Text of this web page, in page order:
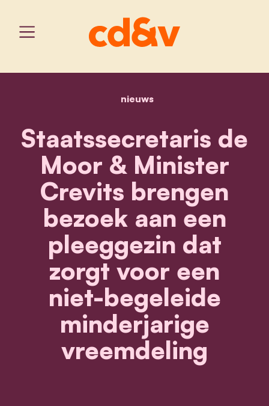
home
nieuwsstaatssecretaris de
Staatssecretaris de
Moor & Minister
Crevits brengen
bezoek aan een
pleeggezin dat
zorgt voor een
niet-begeleide
minderjarige
vreemdeling